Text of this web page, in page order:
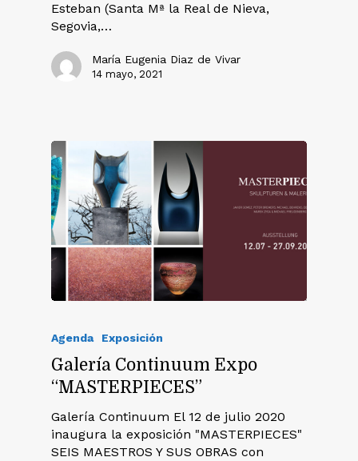
Esteban (Santa Mª la Real de Nieva,
Segovia,…
María Eugenia Diaz de Vivar
14 mayo, 2021
Agenda Exposición
Galería Continuum Expo
“MASTERPIECES”
Galería Continuum El 12 de julio 2020
inaugura la exposición "MASTERPIECES"
SEIS MAESTROS Y SUS OBRAS con